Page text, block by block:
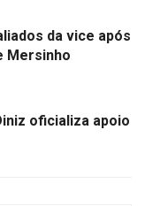
da vice após
Mersinho
oficializa apoio